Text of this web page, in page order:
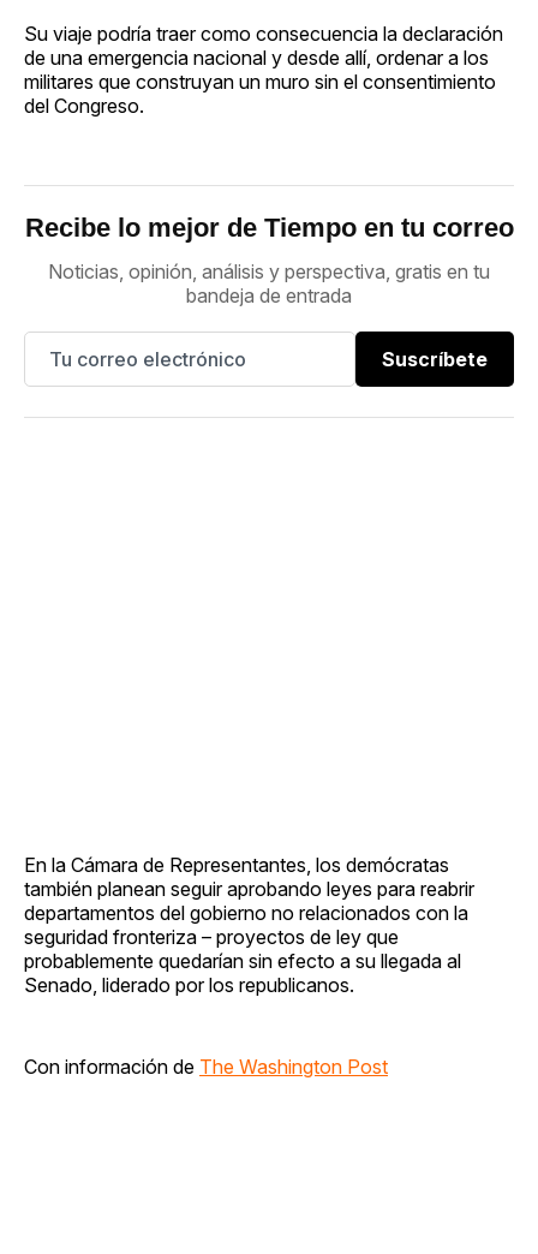
Su viaje podría traer como consecuencia la declaración
de una emergencia nacional y desde allí, ordenar a los
militares que construyan un muro sin el consentimiento
del Congreso.
Recibe lo mejor de Tiempo en tu correo
Noticias, opinión, análisis y perspectiva, gratis en tu
bandeja de entrada
Suscríbete
En la Cámara de Representantes, los demócratas
también planean seguir aprobando leyes para reabrir
departamentos del gobierno no relacionados con la
seguridad fronteriza – proyectos de ley que
probablemente quedarían sin efecto a su llegada al
Senado, liderado por los republicanos.
Con información de The Washington Post